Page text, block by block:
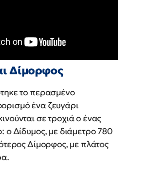
Δίμορφος
το περασμένο
ένα ζευγάρι
σε τροχιά ο ένας
ο Δίδυμος, με διάμετρο 780
Δίμορφος, με πλάτος